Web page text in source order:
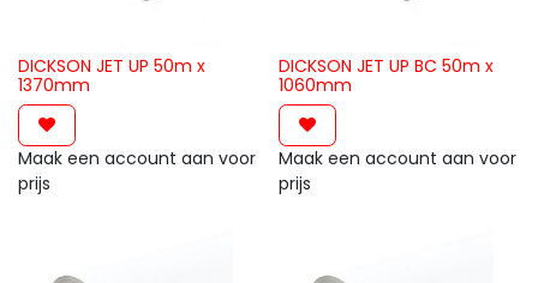
DICKSON JET UP 50m x
1370mm
Maak een account aan voor
prijs
DICKSON JET UP BC 50m x
1060mm
Maak een account aan voor
prijs